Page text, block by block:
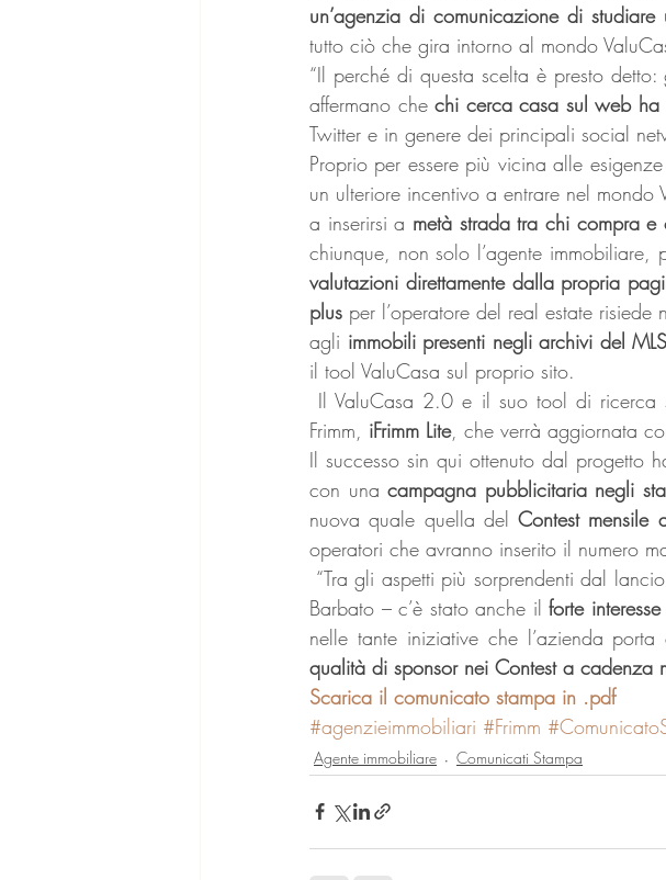
un’agenzia di comunicazione di
tutto ciò che gira intorno al mondo
“Il perché di questa scelta è presto
affermano che chi cerca casa sul web
Twitter e in genere dei principali social
Proprio per essere più vicina alle
un ulteriore incentivo a entrare nel mondo
a inserirsi a metà strada tra chi compra e
chiunque, non solo l’agente
valutazioni direttamente dalla propria
plus per l’operatore del real estate
agli immobili presenti negli archivi del MLS
il tool ValuCasa sul proprio sito.
Il ValuCasa 2.0 e il suo tool di ricerca
Frimm, iFrimm Lite, che verrà aggiornata
Il successo sin qui ottenuto dal progetto
con una campagna pubblicitaria negli
nuova quale quella del Contest mensile
operatori che avranno inserito il numero
“Tra gli aspetti più sorprendenti dal
Barbato – c’è stato anche il forte
nelle tante iniziative che l’azienda
qualità di sponsor nei Contest a cadenza
Scarica il comunicato stampa in .pdf
#agenzieimmobiliari #Frimm
Agente immobiliare Comunicati Stampa